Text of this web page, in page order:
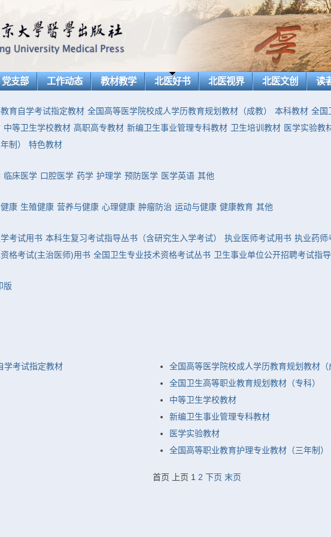
党支部 工作动态 教材教学 北医好书 北医视界 北医文创 读
育自学考试指定教材 全国高等医学院校成人学历教育规划教材（成教） 本科教材 全国
中等卫生学校教材 高职高专教材 新编卫生事业管理专科教材 卫生培训教材 医学实验教
制）
特色教材
临床医学 口腔医学 药学 护理学 预防医学 医学英语 其他
康 生殖健康 营养与健康 心理健康 肿瘤防治 运动与健康 健康教育 其他
考试用书 本科生复习考试指导丛书（含研究生入学考试） 执业医师考试用书 执业药师
格考试(主治医师)用书 全国卫生专业技术资格考试丛书 卫生事业单位公开招聘考试指
版
学考试指定教材
全国高等医学院校成人学历教育规划教材（
全国卫生高等职业教育规划教材（专科）
中等卫生学校教材
新编卫生事业管理专科教材
医学实验教材
全国高等职业教育护理专业教材（三年制）
首页 上页 1 2 下页 末页